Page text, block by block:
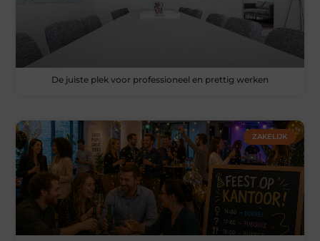
De juiste plek voor professioneel en prettig werken
ZAKELIJK